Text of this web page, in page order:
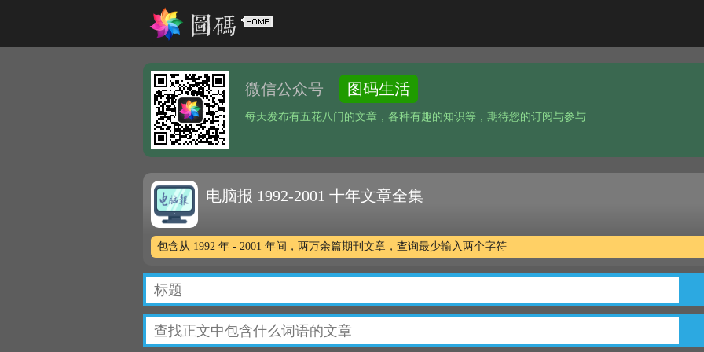
微信公众号 图码生活
每天发布有五花八门的文章，各种有趣的知识等，期待您的订阅与参与
电脑报 1992-2001 十年文章全集
包含从 1992 年 - 2001 年间，两万余篇期刊文章，查询最少输入两个字符